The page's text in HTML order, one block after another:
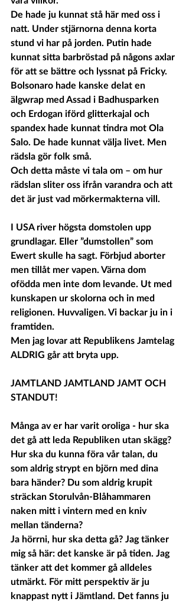
De hade ju kunnat stå här med oss i
natt. Under stjärnorna denna korta
stund vi har på jorden. Putin hade
kunnat sitta barbröstad på någons axlar
för att se bättre och lyssnat på Fricky.
Bolsonaro hade kanske delat en
älgwrap med Assad i Badhusparken
och Erdogan iförd glitterkajal och
spandex hade kunnat tindra mot Ola
Salo. De hade kunnat välja livet. Men
rädsla gör folk små.
Och detta måste vi tala om – om hur
rädslan sliter oss ifrån varandra och att
det är just vad mörkermakterna vill.
I USA river högsta domstolen upp
grundlagar. Eller ”dumstollen” som
Ewert skulle ha sagt. Förbjud aborter
men tillåt mer vapen. Värna dom
ofödda men inte dom levande. Ut med
kunskapen ur skolorna och in med
religionen. Huvvaligen. Vi backar ju in i
framtiden.
Men jag lovar att Republikens Jamtelag
ALDRIG går att bryta upp.
JAMTLAND JAMTLAND JAMT OCH
STANDUT!
Många av er har varit oroliga - hur ska
det gå att leda Republiken utan skägg?
Hur ska du kunna föra vår talan, du
som aldrig strypt en björn med dina
bara händer? Du som aldrig krupit
sträckan Storulvån-Blåhammaren
naken mitt i vintern med en kniv
mellan tänderna?
Ja hörrni, hur ska detta gå? Jag tänker
mig så här: det kanske är på tiden. Jag
tänker att det kommer gå alldeles
utmärkt. För mitt perspektiv är ju
knappast nytt i Jämtland. Det fanns ju